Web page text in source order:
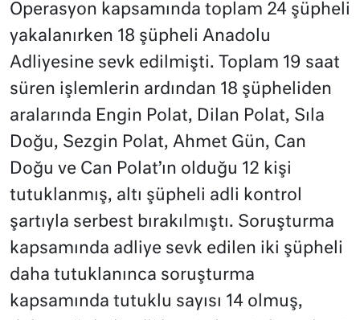
Operasyon kapsamında toplam 24 şüpheli
yakalanırken 18 şüpheli Anadolu
Adliyesine sevk edilmişti. Toplam 19 saat
süren işlemlerin ardından 18 şüpheliden
aralarında Engin Polat, Dilan Polat, Sıla
Doğu, Sezgin Polat, Ahmet Gün, Can
Doğu ve Can Polat’ın olduğu 12 kişi
tutuklanmış, altı şüpheli adli kontrol
şartıyla serbest bırakılmıştı. Soruşturma
kapsamında adliye sevk edilen iki şüpheli
daha tutuklanınca soruşturma
kapsamında tutuklu sayısı 14 olmuş,